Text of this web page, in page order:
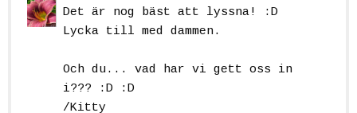
Det är nog bäst att lyssna! :D
Lycka till med dammen.
Och du... vad har vi gett oss in
i??? :D :D
/Kitty